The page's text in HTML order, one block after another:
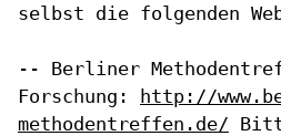
selbst die folgenden
-- Berliner
Forschung: http://
methodentreffen.de/